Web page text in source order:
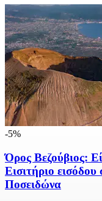
-5%
Όρος Βεζούβιος:
Εισιτήριο
Ποσειδώνα